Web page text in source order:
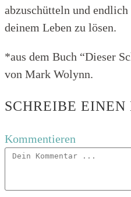
abzuschütteln und
deinem Leben zu lösen.
*aus dem Buch “Dieser
von Mark Wolynn.
SCHREIBE
Kommentieren